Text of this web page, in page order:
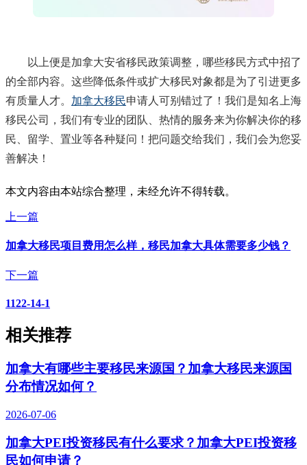
以上便是加拿大安省移民政策调整，哪些移民方式中招了
的全部内容。这些降低条件或扩大移民对象都是为了引进更多
有质量人才。 加拿大移民申请人可别错过了！我们是知名上海
移民公司，我们有专业的团队、热情的服务来为你解决你的移
民、留学、置业等各种疑问！把问题交给我们，我们会为您妥
善解决！
本文内容由本站综合整理，未经允许不得转载。
上一篇
加拿大移民项目费用怎么样，移民加拿大具体需要多少钱？
下一篇
1122-14-1
相关推荐
加拿大有哪些主要移民来源国？加拿大移民来源国
分布情况如何？
2026-07-06
加拿大PEI投资移民有什么要求？加拿大PEI投资移
民如何申请？